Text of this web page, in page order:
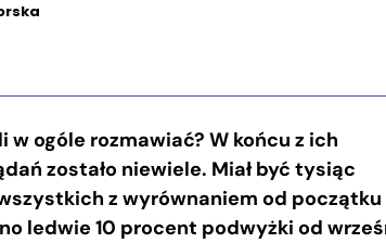
w ogóle rozmawiać? W końcu z ich
zostało niewiele. Miał być tysiąc
z wyrównaniem od początku
ledwie 10 procent podwyżki od